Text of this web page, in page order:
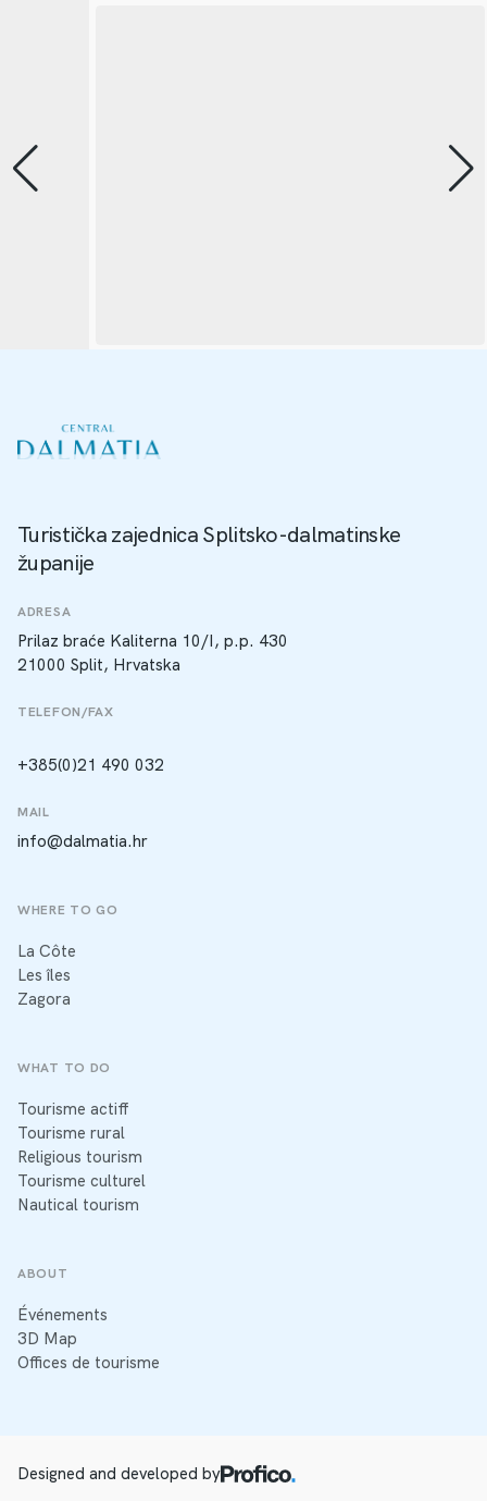
Turistička zajednica Splitsko-dalmatinske
županije
ADRESA
Prilaz braće Kaliterna 10/I, p.p. 430
21000 Split, Hrvatska
TELEFON/FAX
+385(0)21 490 032
MAIL
info@dalmatia.hr
WHERE TO GO
La Côte
Les îles
Zagora
WHAT TO DO
Tourisme actiff
Tourisme rural
Religious tourism
Tourisme culturel
Nautical tourism
ABOUT
Événements
3D Map
Offices de tourisme
Designed and developed by